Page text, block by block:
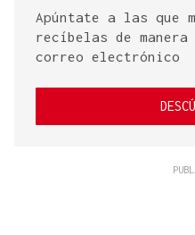
Apúntate a las que
recíbelas de
correo electrónico